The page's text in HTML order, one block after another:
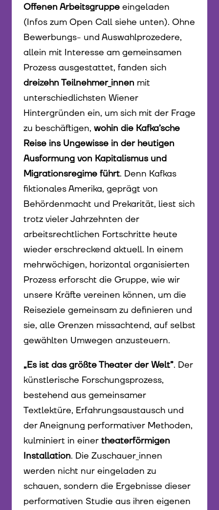
Offenen Arbeitsgruppe eingeladen
(Infos zum Open Call siehe unten). Ohne
Bewerbungs- und Auswahlprozedere,
allein mit Interesse am gemeinsamen
Prozess ausgestattet, fanden sich
dreizehn Teilnehmer_innen mit
unterschiedlichsten Wiener
Hintergründen ein, um sich mit der Frage
zu beschäftigen, wohin die Kafka’sche
Reise ins Ungewisse in der heutigen
Ausformung von Kapitalismus und
Migrationsregime führt. Denn Kafkas
fiktionales Amerika, geprägt von
Behördenmacht und Prekarität, liest sich
trotz vieler Jahrzehnten der
arbeitsrechtlichen Fortschritte heute
wieder erschreckend aktuell. In einem
mehrwöchigen, horizontal organisierten
Prozess erforscht die Gruppe, wie wir
unsere Kräfte vereinen können, um die
Reiseziele gemeinsam zu definieren und
sie, alle Grenzen missachtend, auf selbst
gewählten Umwegen anzusteuern.
„Es ist das größte Theater der Welt”. Der
künstlerische Forschungsprozess,
bestehend aus gemeinsamer
Textlektüre, Erfahrungsaustausch und
der Aneignung performativer Methoden,
kulminiert in einer theaterförmigen
Installation. Die Zuschauer_innen
werden nicht nur eingeladen zu
schauen, sondern die Ergebnisse dieser
performativen Studie aus ihren eigenen